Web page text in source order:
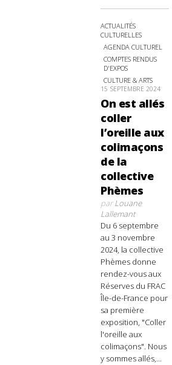
ACTUALITÉS
CULTURELLES
AGENDA CULTUREL
COMPTES RENDUS
D'EXPOS
CULTURE & ARTS
15 SEPTEMBRE 2024
On est allés
coller
l’oreille aux
colimaçons
de la
collective
Phèmes
parLouane
Lallemant
Du 6 septembre
au 3 novembre
2024, la collective
Phèmes donne
rendez-vous aux
Réserves du FRAC
Île-de-France pour
sa première
exposition, "Coller
l'oreille aux
colimaçons". Nous
y sommes allés,...